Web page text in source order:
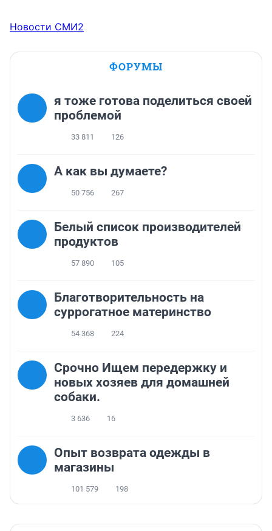
Новости СМИ2
ФОРУМЫ
я тоже готова поделиться своей
проблемой
33 811 126
А как вы думаете?
50 756 267
Белый список производителей
продуктов
57 890 105
Благотворительность на
суррогатное материнство
54 368 224
Срочно Ищем передержку и
новых хозяев для домашней
собаки.
3 636 16
Опыт возврата одежды в
магазины
101 579 198